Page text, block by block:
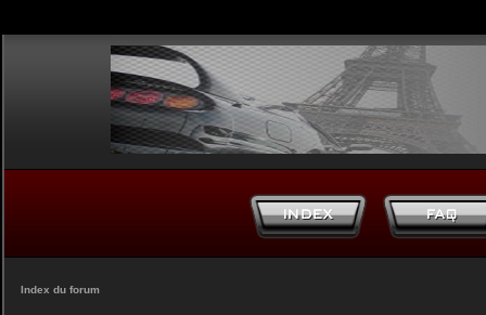
Index du forum